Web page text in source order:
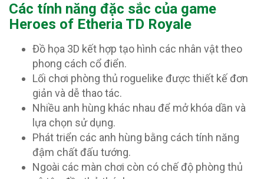
Các tính năng đặc sắc của game
Heroes of Etheria TD Royale
Đồ họa 3D kết hợp tạo hình các nhân vật theo
phong cách cổ điển.
Lối chơi phòng thủ roguelike được thiết kế đơn
giản và dễ thao tác.
Nhiều anh hùng khác nhau để mở khóa dần và
lựa chọn sử dụng.
Phát triển các anh hùng bằng cách tính năng
đậm chất đấu tướng.
Ngoài các màn chơi còn có chế độ phòng thủ